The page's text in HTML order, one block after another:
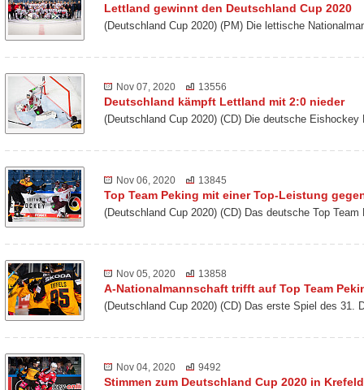
Lettland gewinnt den Deutschland Cup 2020
(Deutschland Cup 2020) (PM) Die lettische
Nov 07, 2020 13556
Deutschland kämpft Lettland mit 2:0 nieder
(Deutschland Cup 2020) (CD) Die deutsche
Nov 06, 2020 13845
Top Team Peking mit einer Top-Leistung
(Deutschland Cup 2020) (CD) Das deutsche Top
Nov 05, 2020 13858
A-Nationalmannschaft trifft auf Top Team
(Deutschland Cup 2020) (CD) Das erste Spiel des 31.
Nov 04, 2020 9492
Stimmen zum Deutschland Cup 2020 in Krefeld